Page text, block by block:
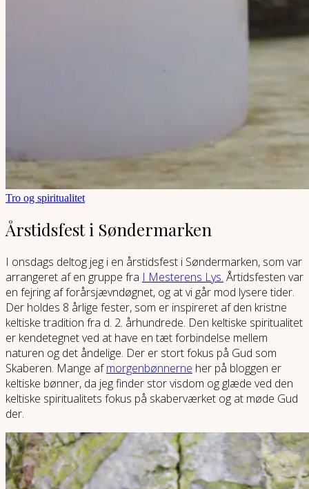
Tro og spiritualitet
Årstidsfest i Søndermarken
I onsdags deltog jeg i en årstidsfest i Søndermarken, som var
arrangeret af en gruppe fra I Mesterens Lys. Årtidsfesten var
en fejring af forårsjævndøgnet, og at vi går mod lysere tider.
Der holdes 8 årlige fester, som er inspireret af den kristne
keltiske tradition fra d. 2. århundrede. Den keltiske spiritualitet
er kendetegnet ved at have en tæt forbindelse mellem
naturen og det åndelige. Der er stort fokus på Gud som
Skaberen. Mange afmorgenbønnerne her på bloggen er
keltiske bønner, da jeg finder stor visdom og glæde ved den
keltiske spiritualitets fokus på skaberværket og at møde Gud
der.